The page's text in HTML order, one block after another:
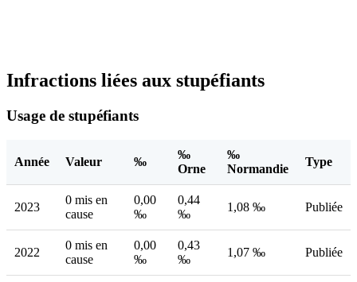
Infractions liées aux stupéfiants
Usage de stupéfiants
Année Valeur ‰
‰
Orne
‰
Normandie
Type
2023
0 mis en
cause
0,00
‰
0,44
‰
1,08 ‰ Publiée
2022
0 mis en
cause
0,00
‰
0,43
‰
1,07 ‰ Publiée